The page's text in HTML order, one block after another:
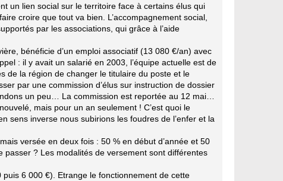
un lien social sur le territoire face à certains élus qui
croire que tout va bien. L’accompagnement social,
par les associations, qui grâce à l’aide
bénéficie d’un emploi associatif (13 080 €/an) avec
: il y avait un salarié en 2003, l’équipe actuelle est de
de la région de changer le titulaire du poste et le
par une commission d’élus sur instruction de dossier
un peu… La commission est reportée au 12 mai…
mais pour un an seulement ! C’est quoi le
sens inverse nous subirions les foudres de l’enfer et la
versée en deux fois : 50 % en début d’année et 50
passer ? Les modalités de versement sont différentes
6 000 €). Etrange le fonctionnement de cette